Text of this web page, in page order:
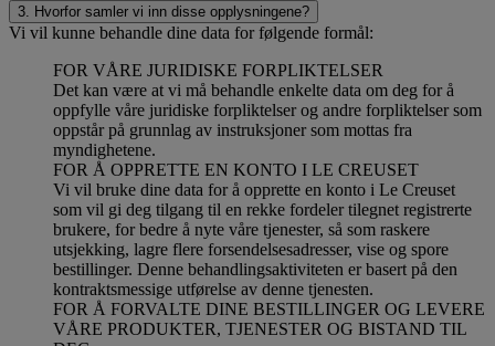
3. Hvorfor samler vi inn disse opplysningene?
Vi vil kunne behandle dine data for følgende formål:
FOR VÅRE JURIDISKE FORPLIKTELSER
Det kan være at vi må behandle enkelte data om deg for å
oppfylle våre juridiske forpliktelser og andre forpliktelser som
oppstår på grunnlag av instruksjoner som mottas fra
myndighetene.
FOR Å OPPRETTE EN KONTO I LE CREUSET
Vi vil bruke dine data for å opprette en konto i Le Creuset
som vil gi deg tilgang til en rekke fordeler tilegnet registrerte
brukere, for bedre å nyte våre tjenester, så som raskere
utsjekking, lagre flere forsendelsesadresser, vise og spore
bestillinger. Denne behandlingsaktiviteten er basert på den
kontraktsmessige utførelse av denne tjenesten.
FOR Å FORVALTE DINE BESTILLINGER OG LEVERE
VÅRE PRODUKTER, TJENESTER OG BISTAND TIL